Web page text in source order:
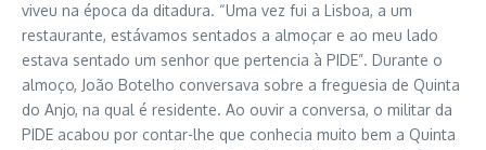
viveu na época da ditadura. “Uma vez fui a Lisboa, a um
restaurante, estávamos sentados a almoçar e ao meu lado
estava sentado um senhor que pertencia à PIDE”. Durante o
almoço, João Botelho conversava sobre a freguesia de Quinta
do Anjo, na qual é residente. Ao ouvir a conversa, o militar da
PIDE acabou por contar-lhe que conhecia muito bem a Quinta